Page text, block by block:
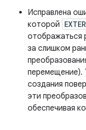
Исправлена
которой
отображаться
за слишком
перемещение).
создания
эти
обеспечивая